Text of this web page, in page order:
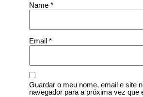
Name *
Email *
Guardar o meu nome, email e site
navegador para a próxima vez que